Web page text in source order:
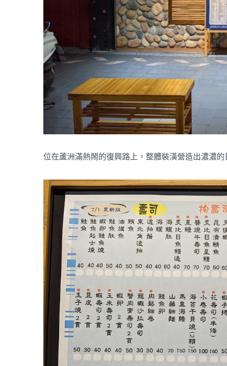
位在蘆洲滿熱鬧的復興路上，整體裝潢營造出濃濃